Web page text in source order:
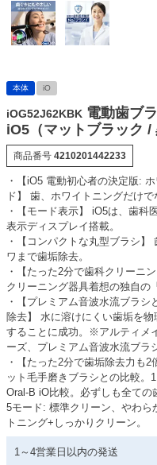
本体 iO
iOG52J62KBK 電動歯ブ
iO5（マットブラック /
商品番号 4210201442233
・【iO5 電動初心者の決定版:
ド】 歯、ホワイトニングだけ
・【モード表示】 iO5は、歯科
表示ディスプレイ搭載。
・【コンパクトな丸型ブラシ
ワまで歯垢除去。
・【たった2分で歯科クリーニ
クリーニング器具着想の独自の
・【プレミアム音波水流ブラ
除去】 水に溶けにくい歯垢を
することに成功。※アルティメ
ーズ、プレミアム音波水流ブラ
・【たった2分で歯垢除去力も
ット毛手磨きブラシとの比較。
Oral-B iO比較。必ずしも全ての
5モード: 標準クリーン、やわら
トニング+しっかりクリーン。
1～4営業日以内の発送